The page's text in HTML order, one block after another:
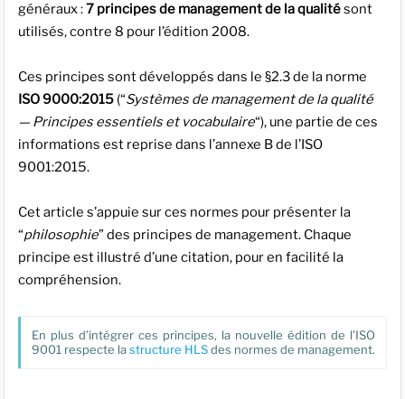
généraux :7 principes de management de la qualitésont
utilisés, contre 8 pour l’édition 2008.
Ces principes sont développés dans le §2.3 de la norme
ISO 9000:2015(“Systèmes de management de la qualité
— Principes essentiels et vocabulaire“), une partie de ces
informations est reprise dans l’annexe B de l’ISO
9001:2015.
Cet article s’appuie sur ces normes pour présenter la
“philosophie” des principes de management. Chaque
principe est illustré d’une citation, pour en facilité la
compréhension.
En plus d’intégrer ces principes, la nouvelle édition de l’ISO
9001 respecte lastructure HLSdes normes de management.